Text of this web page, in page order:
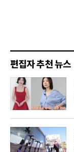
편집자 추천 뉴스